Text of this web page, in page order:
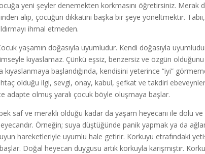
yeni şeyler denemekten korkmasını öğretirsiniz. Merak
alıp, çocuğun dikkatini başka bir şeye yöneltmektir.
ihmal etmeden.
yaşamın doğasıyla uyumludur. Kendi doğasıyla
kıyaslamaz. Çünkü eşsiz, benzersiz ve özgün
kıyaslanmaya başlandığında, kendisini yeterince “iyi”
olduğu ilgi, sevgi, onay, kabul, şefkat ve takdiri
adapte olmuş yaralı çocuk böyle oluşmaya başlar.
saf ve meraklı olduğu kadar da yaşam heyecanı ile dolu
Örneğin; suya düştüğünde panik yapmak ya da
hareketleriyle uyumlu hale getirir. Korkuyu etrafındaki
Doğal heyecan duygusu artık korkuyla karışmıştır.